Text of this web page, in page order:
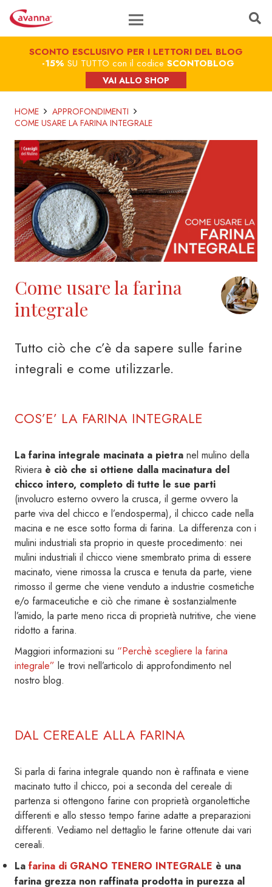
SCONTO ESCLUSIVO PER I LETTORI DEL BLOG
-15% SU TUTTO con il codice SCONTOBLOG
VAI ALLO SHOP
HOME
APPROFONDIMENTI
COME USARE LA FARINA INTEGRALE
Come usare la farina
integrale
Tutto ciò che c’è da sapere sulle farine
integrali e come utilizzarle.
COS’E’ LA FARINA INTEGRALE
La farina integrale macinata a pietra nel mulino della
Riviera è ciò che si ottiene dalla macinatura del
chicco intero, completo di tutte le sue parti
(involucro esterno ovvero la crusca, il germe ovvero la
parte viva del chicco e l’endosperma), il chicco cade nella
macina e ne esce sotto forma di farina. La differenza con i
mulini industriali sta proprio in queste procedimento: nei
mulini industriali il chicco viene smembrato prima di essere
macinato, viene rimossa la crusca e tenuta da parte, viene
rimosso il germe che viene venduto a industrie cosmetiche
e/o farmaceutiche e ciò che rimane è sostanzialmente
l’amido, la parte meno ricca di proprietà nutritive, che viene
ridotto a farina.
Maggiori informazioni su “Perchè scegliere la farina
integrale” le trovi nell’articolo di approfondimento nel
nostro blog.
DAL CEREALE ALLA FARINA
Si parla di farina integrale quando non è raffinata e viene
macinato tutto il chicco, poi a seconda del cereale di
partenza si ottengono farine con proprietà organolettiche
differenti e allo stesso tempo farine adatte a preparazioni
differenti. Vediamo nel dettaglio le farine ottenute dai vari
cereali.
La farina di GRANO TENERO INTEGRALE è una
farina grezza non raffinata prodotta in purezza al